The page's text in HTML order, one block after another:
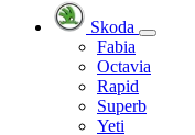
Skoda
Fabia
Octavia
Rapid
Superb
Yeti